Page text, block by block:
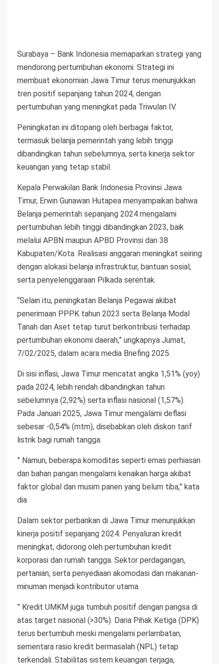
Surabaya – Bank Indonesia memaparkan strategi yang
mendorong pertumbuhan ekonomi. Strategi ini
membuat ekonomian Jawa Timur terus menunjukkan
tren positif sepanjang tahun 2024, dengan
pertumbuhan yang meningkat pada Triwulan IV.
Peningkatan ini ditopang oleh berbagai faktor,
termasuk belanja pemerintah yang lebih tinggi
dibandingkan tahun sebelumnya, serta kinerja sektor
keuangan yang tetap stabil.
Kepala Perwakilan Bank Indonesia Provinsi Jawa
Timur, Erwin Gunawan Hutapea menyampaikan bahwa
Belanja pemerintah sepanjang 2024 mengalami
pertumbuhan lebih tinggi dibandingkan 2023, baik
melalui APBN maupun APBD Provinsi dan 38
Kabupaten/Kota. Realisasi anggaran meningkat seiring
dengan alokasi belanja infrastruktur, bantuan sosial,
serta penyelenggaraan Pilkada serentak.
“Selain itu, peningkatan Belanja Pegawai akibat
penerimaan PPPK tahun 2023 serta Belanja Modal
Tanah dan Aset tetap turut berkontribusi terhadap
pertumbuhan ekonomi daerah,” ungkapnya Jumat,
7/02/2025, dalam acara media Briefing 2025.
Di sisi inflasi, Jawa Timur mencatat angka 1,51% (yoy)
pada 2024, lebih rendah dibandingkan tahun
sebelumnya (2,92%) serta inflasi nasional (1,57%).
Pada Januari 2025, Jawa Timur mengalami deflasi
sebesar -0,54% (mtm), disebabkan oleh diskon tarif
listrik bagi rumah tangga.
” Namun, beberapa komoditas seperti emas perhiasan
dan bahan pangan mengalami kenaikan harga akibat
faktor global dan musim panen yang belum tiba,” kata
dia
Dalam sektor perbankan di Jawa Timur menunjukkan
kinerja positif sepanjang 2024. Penyaluran kredit
meningkat, didorong oleh pertumbuhan kredit
korporasi dan rumah tangga. Sektor perdagangan,
pertanian, serta penyediaan akomodasi dan makanan-
minuman menjadi kontributor utama.
” Kredit UMKM juga tumbuh positif dengan pangsa di
atas target nasional (>30%). Dana Pihak Ketiga (DPK)
terus bertumbuh meski mengalami perlambatan,
sementara rasio kredit bermasalah (NPL) tetap
terkendali. Stabilitas sistem keuangan terjaga,